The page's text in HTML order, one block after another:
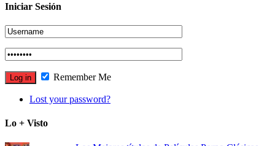
Iniciar Sesión
Remember Me
Lost your password?
Lo + Visto